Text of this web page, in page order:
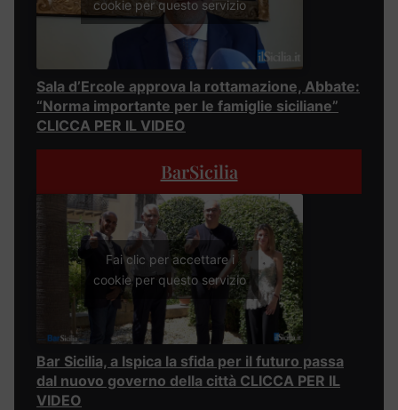
cookie per questo servizio
Sala d’Ercole approva la rottamazione, Abbate:
“Norma importante per le famiglie siciliane”
CLICCA PER IL VIDEO
BarSicilia
Fai clic per accettare i
cookie per questo servizio
Bar Sicilia, a Ispica la sfida per il futuro passa
dal nuovo governo della città CLICCA PER IL
VIDEO